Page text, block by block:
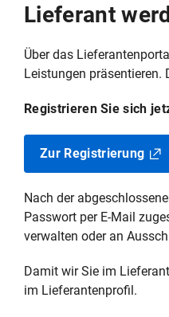
Lieferant
Über das
Leistungen präsentieren.
Registrieren Sie sich
Zur Registrierung
Nach der
Passwort per E-Mail
verwalten oder an
Damit wir Sie im
im Lieferantenprofil.